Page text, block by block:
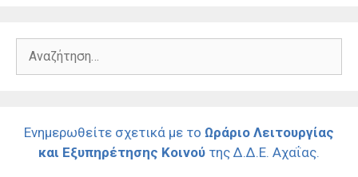
Αναζήτηση
Ενημερωθείτε σχετικά με το Ωράριο Λειτουργίας
και Εξυπηρέτησης Κοινού της Δ.Δ.Ε. Αχαΐας.